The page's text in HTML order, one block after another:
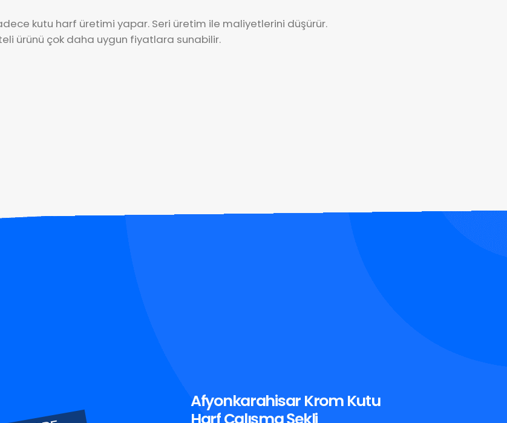
kutu harf üretimi yapar. Seri üretim ile maliyetlerini düşürür.
ürünü çok daha uygun fiyatlara sunabilir.
Afyonkarahisar Krom Kutu